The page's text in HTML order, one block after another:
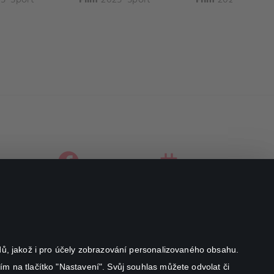
jakož i pro účely zobrazování personalizovaného obsahu.
na tlačítko "Nastavení". Svůj souhlas můžete odvolat či
facebookinstagram